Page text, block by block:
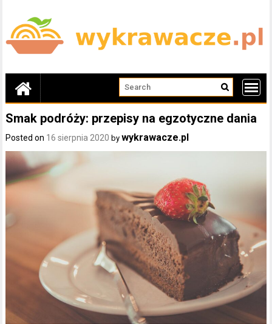
content
Smak podróży: przepisy na egzotyczne dania
Posted on 16 sierpnia 2020 bywykrawacze.pl